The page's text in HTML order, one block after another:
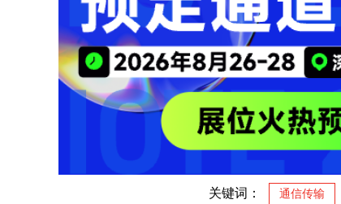
关键词： 通信传输